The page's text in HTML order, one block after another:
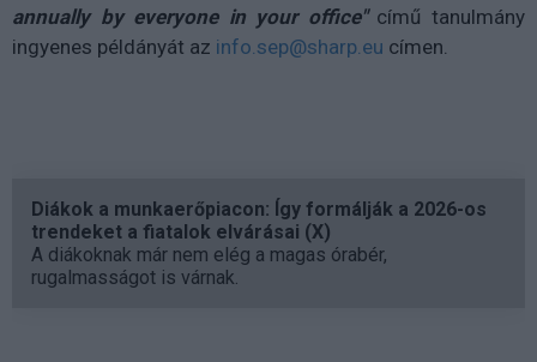
annually by everyone in your office" című tanulmány
ingyenes példányát az info.sep@sharp.eu címen.
Diákok a munkaerőpiacon: Így formálják a 2026-os
trendeket a fiatalok elvárásai (X)
A diákoknak már nem elég a magas órabér,
rugalmasságot is várnak.